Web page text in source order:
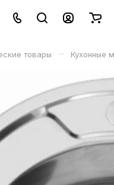
товары – Кухонные